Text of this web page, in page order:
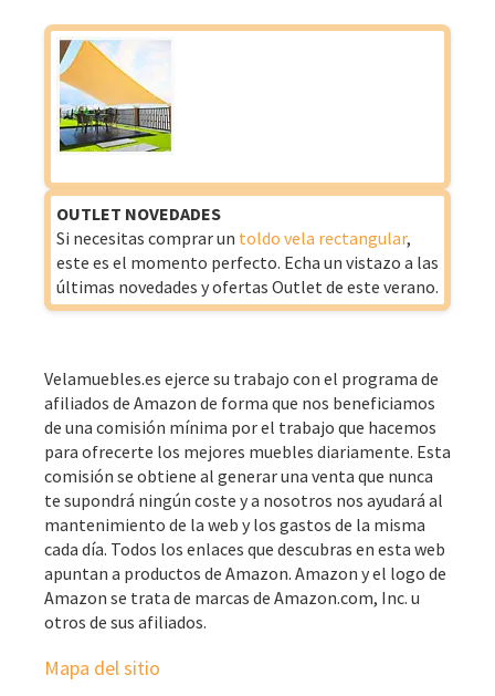
OUTLET NOVEDADES
Si necesitas comprar un toldo vela rectangular,
este es el momento perfecto. Echa un vistazo a las
últimas novedades y ofertas Outlet de este verano.
Velamuebles.es ejerce su trabajo con el programa de
afiliados de Amazon de forma que nos beneficiamos
de una comisión mínima por el trabajo que hacemos
para ofrecerte los mejores muebles diariamente. Esta
comisión se obtiene al generar una venta que nunca
te supondrá ningún coste y a nosotros nos ayudará al
mantenimiento de la web y los gastos de la misma
cada día. Todos los enlaces que descubras en esta web
apuntan a productos de Amazon. Amazon y el logo de
Amazon se trata de marcas de Amazon.com, Inc. u
otros de sus afiliados.
Mapa del sitio